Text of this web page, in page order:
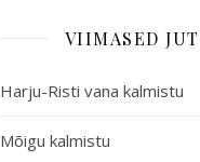
VIIMASED
Harju-Risti vana kalmistu
Mõigu kalmistu